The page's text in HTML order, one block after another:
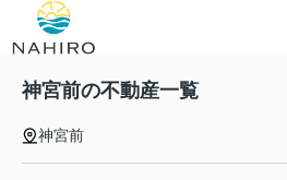
神宮前の不動産一覧
神宮前